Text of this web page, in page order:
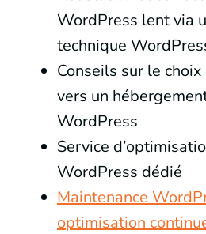
WordPress lent via
technique
Conseils sur le
vers un
WordPress
Service
WordPress dédié
Maintenance
optimisation